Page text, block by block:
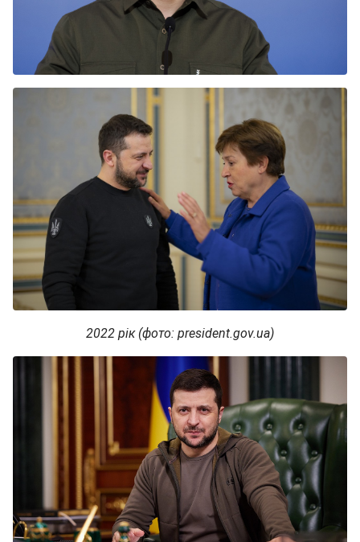
2022 рік (фото: president.gov.ua)